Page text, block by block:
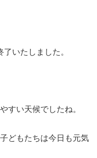
いたしました。
すい天候でしたね。
どもたちは今日も元気